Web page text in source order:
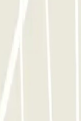
APK2
à Barcelone
de Catalogne -
de Barcelone